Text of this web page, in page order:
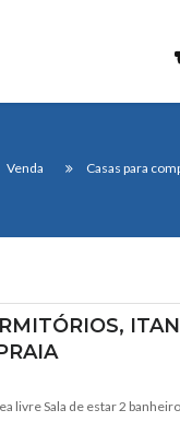
Venda Casas para
livre Sala de estar 2